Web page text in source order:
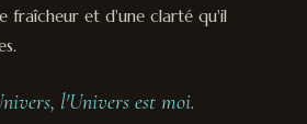
fraîcheur et d'une clarté qu'il
l'Univers est moi.